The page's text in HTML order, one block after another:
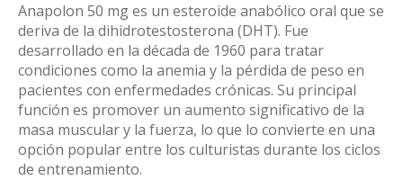
Anapolon 50 mg es un esteroide anabólico oral que se
deriva de la dihidrotestosterona (DHT). Fue
desarrollado en la década de 1960 para tratar
condiciones como la anemia y la pérdida de peso en
pacientes con enfermedades crónicas. Su principal
función es promover un aumento significativo de la
masa muscular y la fuerza, lo que lo convierte en una
opción popular entre los culturistas durante los ciclos
de entrenamiento.